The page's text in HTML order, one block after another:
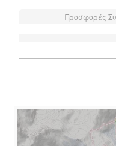
Προσφορές